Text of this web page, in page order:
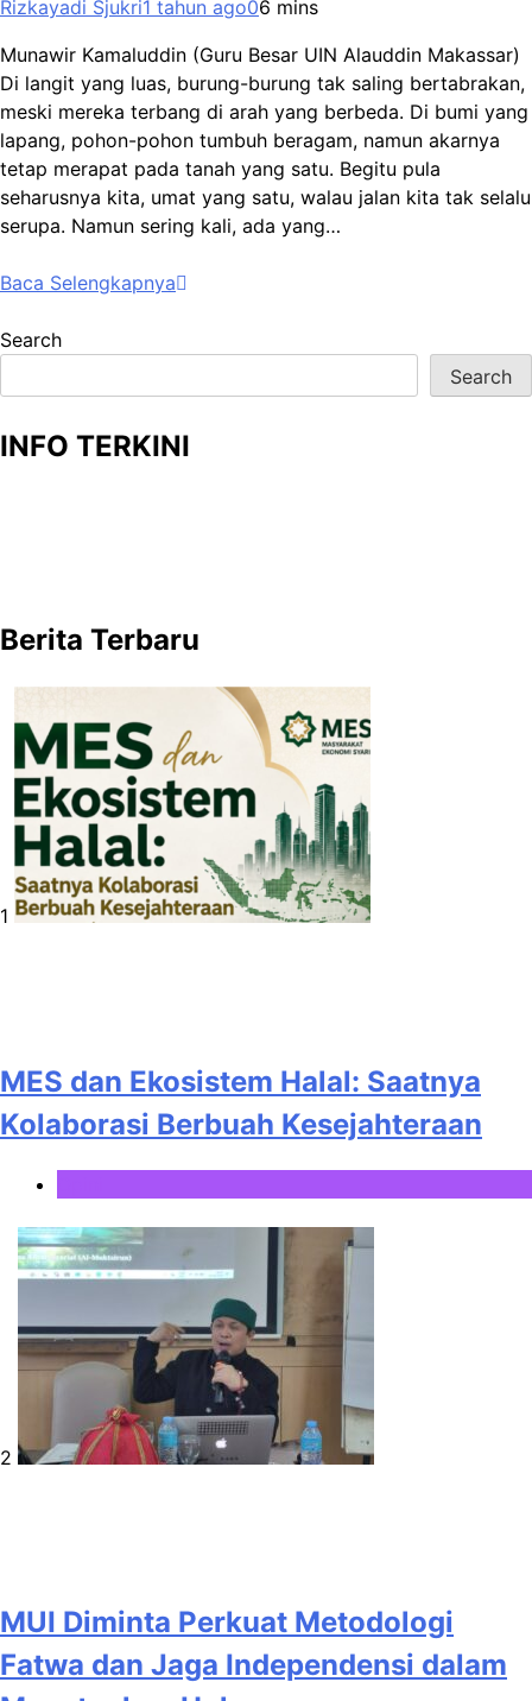
Rizkayadi Sjukri1 tahun ago06 mins
Munawir Kamaluddin (Guru Besar UIN Alauddin Makassar)
Di langit yang luas, burung-burung tak saling bertabrakan,
meski mereka terbang di arah yang berbeda. Di bumi yang
lapang, pohon-pohon tumbuh beragam, namun akarnya
tetap merapat pada tanah yang satu. Begitu pula
seharusnya kita, umat yang satu, walau jalan kita tak selalu
serupa. Namun sering kali, ada yang…
Baca Selengkapnya
Search
Search
INFO TERKINI
Berita Terbaru
1
MES dan Ekosistem Halal: Saatnya
Kolaborasi Berbuah Kesejahteraan
2
MUI Diminta Perkuat Metodologi
Fatwa dan Jaga Independensi dalam